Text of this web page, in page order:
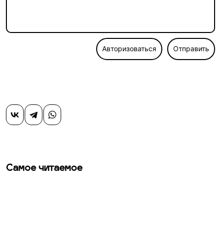
Авторизоваться Отправить
Самое читаемое